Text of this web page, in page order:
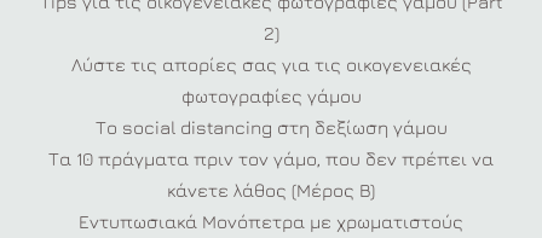
2)
Λύστε τις απορίες σας για τις οικογενειακές
φωτογραφίες γάμου
Το social distancing στη δεξίωση γάμου
Τα 10 πράγματα πριν τον γάμο, που δεν πρέπει να
κάνετε λάθος (Μέρος Β)
Εντυπωσιακά Μονόπετρα με χρωματιστούς